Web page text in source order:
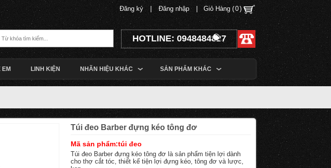
Giỏ Hàng (0)
Đăng ký Đăng nhập
HOTLINE: 0948484827
EM LINH KIỆN NHÃN HIỆU KHÁC SẢN PHẨM KHÁC
Túi đeo Barber đựng kéo tông đơ
Mã sản phẩm:túi đeo
Túi đeo Barber đựng kéo tông đơ là sản phẩm tiện lợi dành
cho thợ cắt tóc, thiết kế tiện lợi đựng kéo, tông đơ và lược,